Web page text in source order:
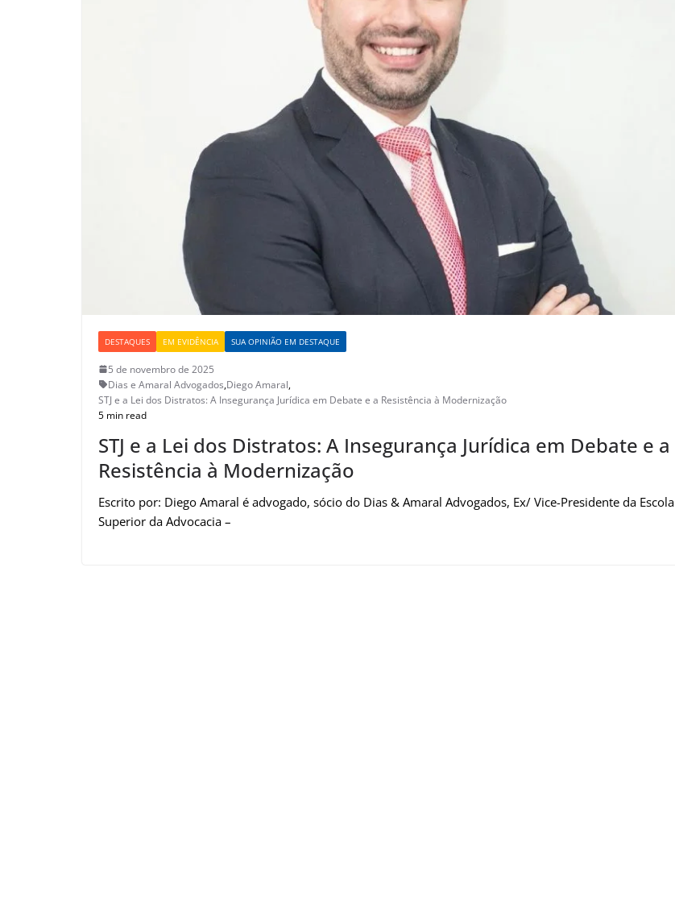
DESTAQUES EM EVIDÊNCIA SUA OPINIÃO EM DESTAQUE
5 de novembro de 2025
Dias e Amaral Advogados,Diego Amaral,
STJ e a Lei dos Distratos: A Insegurança Jurídica em Debate e a Resistência à Modernização
5 min read
STJ e a Lei dos Distratos: A Insegurança Jurídica em Debate e a
Resistência à Modernização
Escrito por: Diego Amaral é advogado, sócio do Dias & Amaral Advogados, Ex/ Vice-Presidente da Escola
Superior da Advocacia –